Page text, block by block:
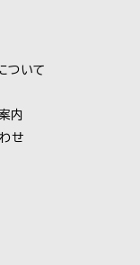
ついて
内
せ